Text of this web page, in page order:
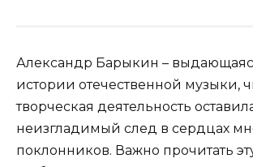
Александр Барыкин –
истории отечественной музыки,
творческая деятельность
неизгладимый след в сердцах
поклонников. Важно прочитать